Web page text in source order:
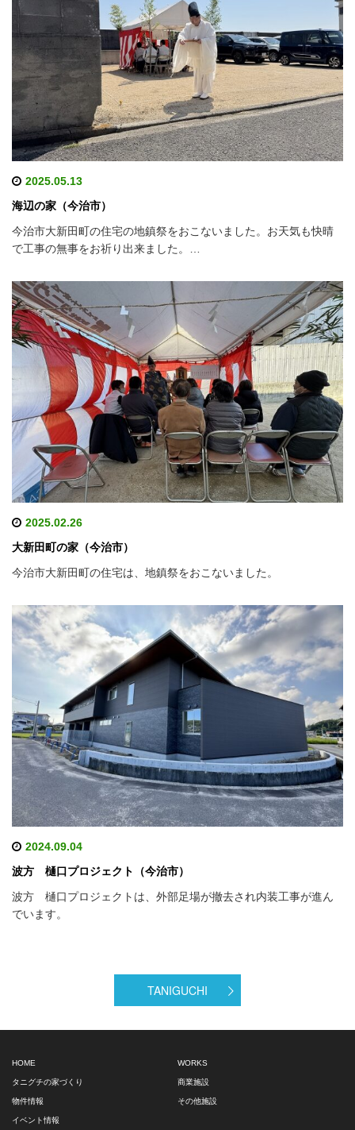
2025.05.13
海辺の家（今治市）
今治市大新田町の住宅の地鎮祭をおこないました。お天気も快晴
で工事の無事をお祈り出来ました。…
2025.02.26
大新田町の家（今治市）
今治市大新田町の住宅は、地鎮祭をおこないました。
2024.09.04
波方 樋口プロジェクト（今治市）
波方 樋口プロジェクトは、外部足場が撤去され内装工事が進ん
でいます。
TANIGUCHI
HOME
タニグチの家づくり
物件情報
イベント情報
WORKS
商業施設
その他施設